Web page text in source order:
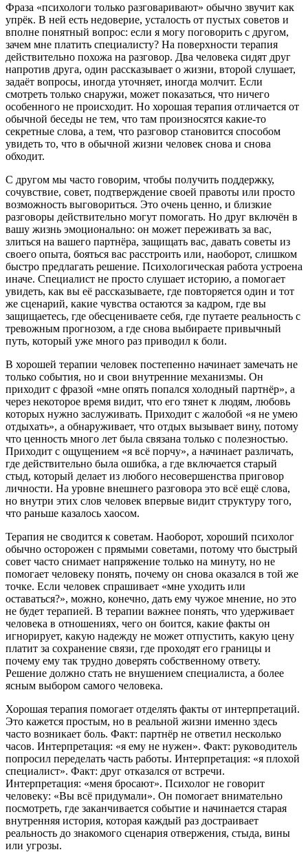
Фраза «психологи только разговаривают» обычно звучит как
упрёк. В ней есть недоверие, усталость от пустых советов и
вполне понятный вопрос: если я могу поговорить с другом,
зачем мне платить специалисту? На поверхности терапия
действительно похожа на разговор. Два человека сидят друг
напротив друга, один рассказывает о жизни, второй слушает,
задаёт вопросы, иногда уточняет, иногда молчит. Если
смотреть только снаружи, может показаться, что ничего
особенного не происходит. Но хорошая терапия отличается от
обычной беседы не тем, что там произносятся какие-то
секретные слова, а тем, что разговор становится способом
увидеть то, что в обычной жизни человек снова и снова
обходит.
С другом мы часто говорим, чтобы получить поддержку,
сочувствие, совет, подтверждение своей правоты или просто
возможность выговориться. Это очень ценно, и близкие
разговоры действительно могут помогать. Но друг включён в
вашу жизнь эмоционально: он может переживать за вас,
злиться на вашего партнёра, защищать вас, давать советы из
своего опыта, бояться вас расстроить или, наоборот, слишком
быстро предлагать решение. Психологическая работа устроена
иначе. Специалист не просто слушает историю, а помогает
увидеть, как вы её рассказываете, где повторяется один и тот
же сценарий, какие чувства остаются за кадром, где вы
защищаетесь, где обесцениваете себя, где путаете реальность с
тревожным прогнозом, а где снова выбираете привычный
путь, который уже много раз приводил к боли.
В хорошей терапии человек постепенно начинает замечать не
только события, но и свои внутренние механизмы. Он
приходит с фразой «мне опять попался холодный партнёр», а
через некоторое время видит, что его тянет к людям, любовь
которых нужно заслуживать. Приходит с жалобой «я не умею
отдыхать», а обнаруживает, что отдых вызывает вину, потому
что ценность много лет была связана только с полезностью.
Приходит с ощущением «я всё порчу», а начинает различать,
где действительно была ошибка, а где включается старый
стыд, который делает из любого несовершенства приговор
личности. На уровне внешнего разговора это всё ещё слова,
но внутри этих слов человек впервые видит структуру того,
что раньше казалось хаосом.
Терапия не сводится к советам. Наоборот, хороший психолог
обычно осторожен с прямыми советами, потому что быстрый
совет часто снимает напряжение только на минуту, но не
помогает человеку понять, почему он снова оказался в той же
точке. Если человек спрашивает «мне уходить или
оставаться?», можно, конечно, дать ему чужое мнение, но это
не будет терапией. В терапии важнее понять, что удерживает
человека в отношениях, чего он боится, какие факты он
игнорирует, какую надежду не может отпустить, какую цену
платит за сохранение связи, где проходят его границы и
почему ему так трудно доверять собственному ответу.
Решение должно стать не внушением специалиста, а более
ясным выбором самого человека.
Хорошая терапия помогает отделять факты от интерпретаций.
Это кажется простым, но в реальной жизни именно здесь
часто возникает боль. Факт: партнёр не ответил несколько
часов. Интерпретация: «я ему не нужен». Факт: руководитель
попросил переделать часть работы. Интерпретация: «я плохой
специалист». Факт: друг отказался от встречи.
Интерпретация: «меня бросают». Психолог не говорит
человеку: «Вы всё придумали». Он помогает внимательно
посмотреть, где заканчивается событие и начинается старая
внутренняя история, которая каждый раз достраивает
реальность до знакомого сценария отвержения, стыда, вины
или угрозы.